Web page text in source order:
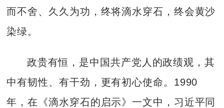
而不舍、久久为功，终将滴水穿石，终会黄沙
染绿。
政贵有恒，是中国共产党人的政绩观，其
中有韧性、有干劲，更有初心使命。1990
年，在《滴水穿石的启示》一文中，习近平同